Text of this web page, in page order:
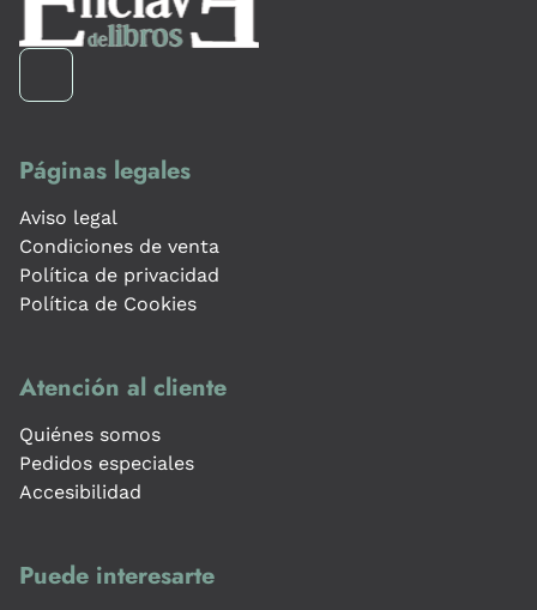
Páginas legales
Aviso legal
Condiciones de venta
Política de privacidad
Política de Cookies
Atención al cliente
Quiénes somos
Pedidos especiales
Accesibilidad
Puede interesarte